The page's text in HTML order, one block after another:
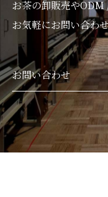
お茶の卸販売や
お気軽にお問い合わ
お問い合わせ